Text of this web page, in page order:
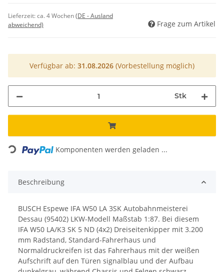
Lieferzeit:ca. 4 Wochen(DE - Ausland
abweichend)
Frage zum Artikel
Verfügbar ab: 31.08.2026 (Vorbestellung möglich)
Stk
Loading... Komponenten werden geladen ...
Beschreibung
BUSCH Espewe IFA W50 LA 3SK Autobahnmeisterei
Dessau (95402) LKW-Modell Maßstab 1:87. Bei diesem
IFA W50 LA/K3 SK 5 ND (4x2) Dreiseitenkipper mit 3.200
mm Radstand, Standard-Fahrerhaus und
Normaldruckreifen ist das Fahrerhaus mit der weißen
Aufschrift auf den Türen signalblau und der Aufbau